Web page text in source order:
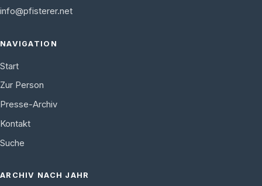
info@pfisterer.net
NAVIGATION
Start
Zur Person
Presse-Archiv
Kontakt
Suche
ARCHIV NACH JAHR